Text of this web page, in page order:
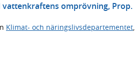
omprövning, Prop.
Klimat- och näringslivsdepartementet,